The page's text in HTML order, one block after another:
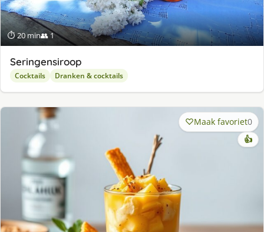
⏱ 20 min👥 1
Seringensiroop
Cocktails Dranken & cocktails
Maak favoriet0
👍